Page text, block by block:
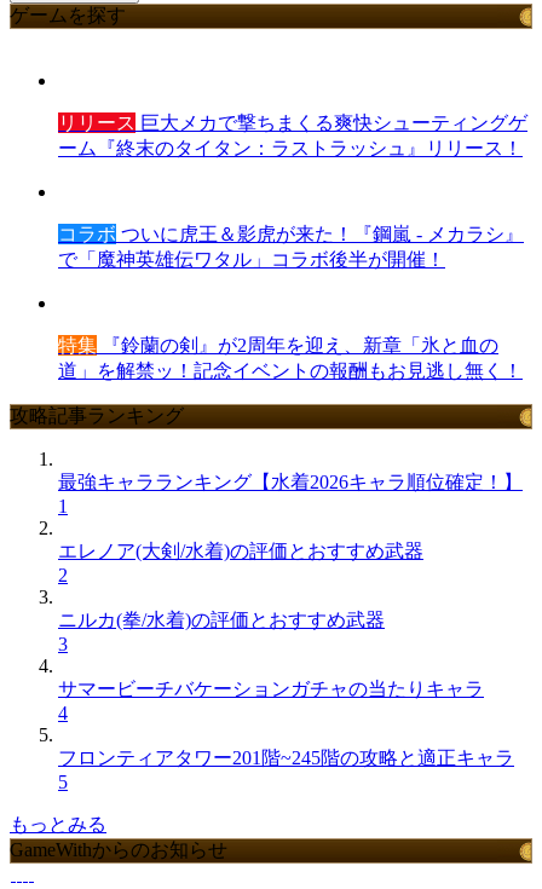
ゲームを探す
リリース 巨大メカで撃ちまくる爽快シューティングゲ
ーム『終末のタイタン：ラストラッシュ』リリース！
コラボ ついに虎王＆影虎が来た！『鋼嵐 - メカラシ』
で「魔神英雄伝ワタル」コラボ後半が開催！
特集 『鈴蘭の剣』が2周年を迎え、新章「氷と血の
道」を解禁ッ！記念イベントの報酬もお見逃し無く！
攻略記事ランキング
最強キャラランキング【水着2026キャラ順位確定！】
1
エレノア(大剣/水着)の評価とおすすめ武器
2
ニルカ(拳/水着)の評価とおすすめ武器
3
サマービーチバケーションガチャの当たりキャラ
4
フロンティアタワー201階~245階の攻略と適正キャラ
5
もっとみる
GameWithからのお知らせ